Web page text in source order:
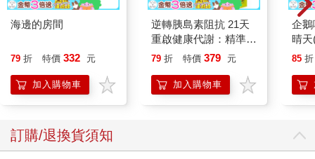
海邊的房間
79 折 特價 332 元
加入購物車
逆轉胰島素阻抗 21天
重啟健康代謝：精準控
糖、有效減重、降低發
復力！
79 折 特價 379 元
加入購物車
企
晴天
85 折
訂購/退換貨須知